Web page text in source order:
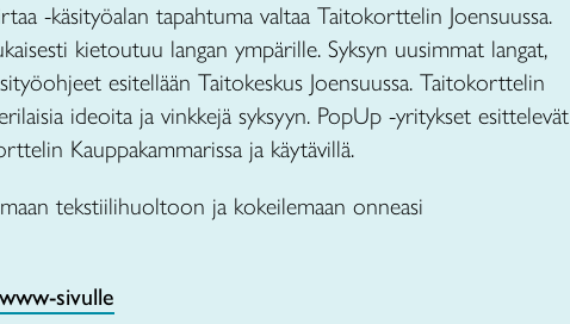
-käsityöalan tapahtuma valtaa Taitokorttelin Joensuussa.
kietoutuu langan ympärille. Syksyn uusimmat langat,
esitellään Taitokeskus Joensuussa. Taitokorttelin
ideoita ja vinkkejä syksyyn. PopUp -yritykset esittelevät
Kauppakammarissa ja käytävillä.
tekstiilihuoltoon ja kokeilemaan onneasi
sivulle